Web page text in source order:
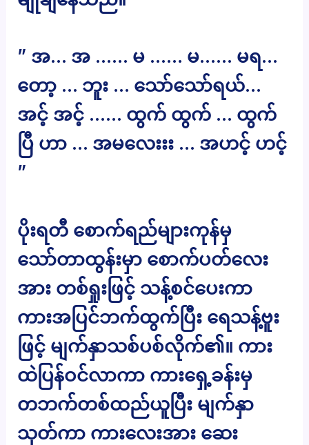
” အ… အ …… မ …… မ…… မရ…
တော့ … ဘူး … သော်သော်ရယ်…
အင့် အင့် …… ထွက် ထွက် … ထွက်
ပြီ ဟာ … အမလေးးး … အဟင့် ဟင့်
”
ပိုးရတီ စောက်ရည်များကုန်မှ
သော်တာထွန်းမှာ စောက်ပတ်လေး
အား တစ်ရှုးဖြင့် သန့်စင်ပေးကာ
ကားအပြင်ဘက်ထွက်ပြီး ရေသန့်ဗူး
ဖြင့် မျက်နှာသစ်ပစ်လိုက်၏။ ကား
ထဲပြန်ဝင်လာကာ ကားရှေ့ခန်းမှ
တဘက်တစ်ထည်ယူပြီး မျက်နှာ
သုတ်ကာ ကားလေးအား ဆေး